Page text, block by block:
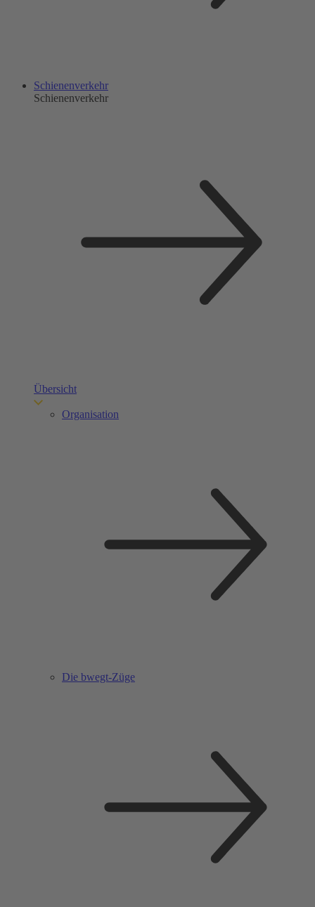
Schienenverkehr
Schienenverkehr
Übersicht
Organisation
Die bwegt-Züge